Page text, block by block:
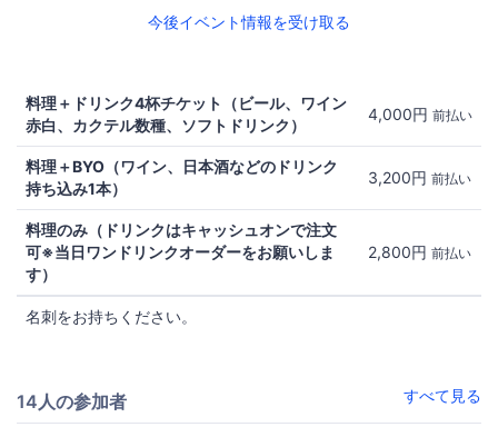
今後イベント情報を受け取る
料理＋ドリンク4杯チケット（ビール、ワイン
赤白、カクテル数種、ソフトドリンク）
4,000円 前払い
料理＋BYO（ワイン、日本酒などのドリンク
持ち込み1本）
3,200円 前払い
料理のみ（ドリンクはキャッシュオンで注文
可※当日ワンドリンクオーダーをお願いしま
す）
2,800円 前払い
名刺をお持ちください。
14人の参加者 すべて見る